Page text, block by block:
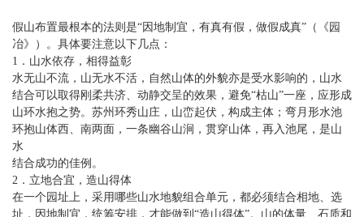
假山布置最根本的法则是“因地制宜，有真有假，做假成真”（《园
冶》）。具体要注意以下几点：
1．山水依存，相得益彰
水无山不流，山无水不活，自然山体的外貌亦是受水影响的，山水
结合可以取得刚柔共济、动静交呈的效果，避免“枯山”一座，应形成
山环水抱之势。苏州环秀山庄，山峦起伏，构成主体；弯月形水池
环抱山体西、南两面，一条幽谷山涧，贯穿山体，再入池尾，是山
水
结合成功的佳例。
2．立地合宜，造山得体
在一个园址上，采用哪些山水地貌组合单元，都必须结合相地、选
址，因地制宜，统筹安排，才能做到“造山得体”。山的体量、石质和